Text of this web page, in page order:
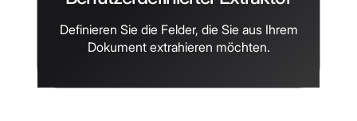
Definieren Sie die Felder, die Sie aus Ihrem
Dokument extrahieren möchten.